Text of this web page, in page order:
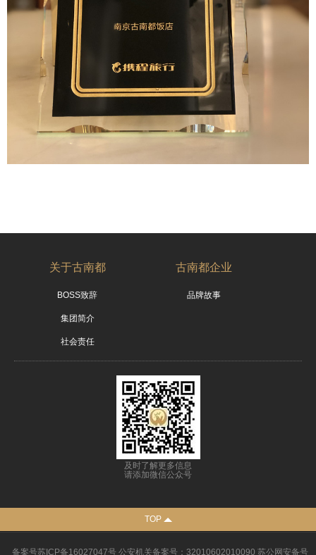
关于古南都
BOSS致辞
集团简介
社会责任
古南都企业
品牌故事
及时了解更多信息
请添加微信公众号
TOP
备案号苏ICP备16027047号 公安机关备案号：32010602010090 苏公网安备号